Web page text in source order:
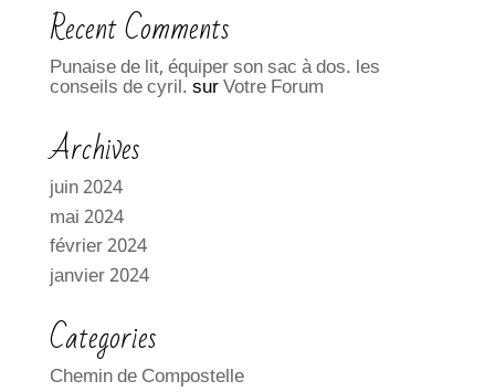
Recent Comments
Punaise de lit, équiper son sac à dos. les
conseils de cyril.surVotre Forum
Archives
juin 2024
mai 2024
février 2024
janvier 2024
Categories
Chemin de Compostelle